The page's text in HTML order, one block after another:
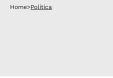
Home>Política